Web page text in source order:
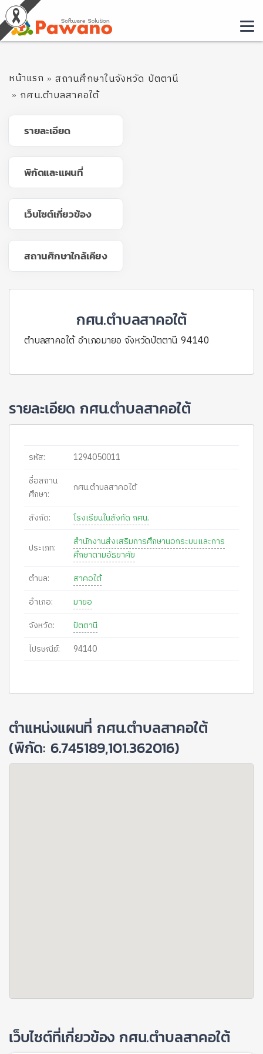
หน้าแรก
สถานศึกษาในจังหวัด ปัตตานี
กศน.ตำบลสาคอใต้
รายละเอียด
พิกัดและแผนที่
เว็บไซต์เกี่ยวข้อง
สถานศึกษาใกล้เคียง
กศน.ตำบลสาคอใต้
ตำบลสาคอใต้ อำเภอมายอ จังหวัดปัตตานี 94140
รายละเอียด กศน.ตำบลสาคอใต้
รหัส:
1294050011
ชื่อสถาน
ศึกษา:
กศน.ตำบลสาคอใต้
สังกัด: โรงเรียนในสังกัด กศน.
ประเภท:
สำนักงานส่งเสริมการศึกษานอกระบบและการ
ศึกษาตามอัธยาศัย
ตำบล:
สาคอใต้
อำเภอ:
มายอ
จังหวัด:
ปัตตานี
ไปรษณีย์:
94140
ตำแหน่งแผนที่ กศน.ตำบลสาคอใต้
(พิกัด: 6.745189,101.362016)
เว็บไซต์ที่เกี่ยวข้อง กศน.ตำบลสาคอใต้